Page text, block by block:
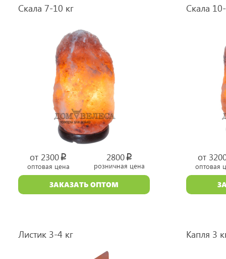
Скала 7-10 кг
от 2300 p
уб.
оптовая цена
2800 p
уб.
розничная цена
ЗАКАЗАТЬ ОПТОМ
Скала
от
оптовая
Листик 3-4 кг Капля 3